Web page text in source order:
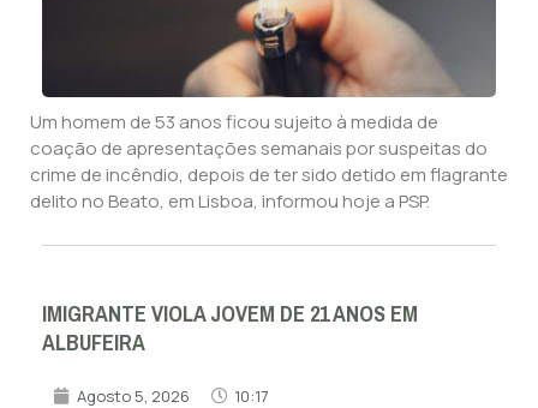
Um homem de 53 anos ficou sujeito à medida de
coação de apresentações semanais por suspeitas do
crime de incêndio, depois de ter sido detido em flagrante
delito no Beato, em Lisboa, informou hoje a PSP.
IMIGRANTE VIOLA JOVEM DE 21 ANOS EM
ALBUFEIRA
Agosto 5, 2026 10:17